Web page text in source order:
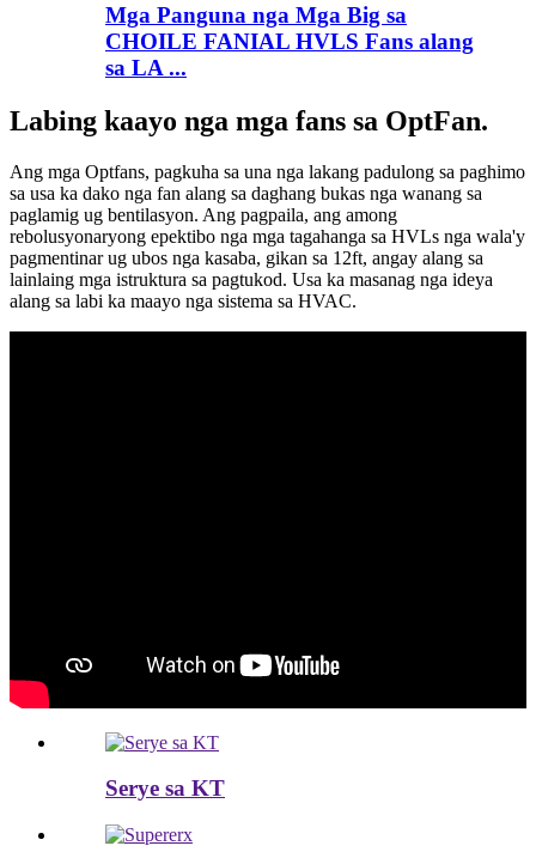
Mga Panguna nga Mga Big sa
CHOILE FANIAL HVLS Fans alang
sa LA ...
Labing kaayo nga mga fans sa OptFan.
Ang mga Optfans, pagkuha sa una nga lakang padulong sa paghimo
sa usa ka dako nga fan alang sa daghang bukas nga wanang sa
paglamig ug bentilasyon. Ang pagpaila, ang among
rebolusyonaryong epektibo nga mga tagahanga sa HVLs nga wala'y
pagmentinar ug ubos nga kasaba, gikan sa 12ft, angay alang sa
lainlaing mga istruktura sa pagtukod. Usa ka masanag nga ideya
alang sa labi ka maayo nga sistema sa HVAC.
Serye sa KT